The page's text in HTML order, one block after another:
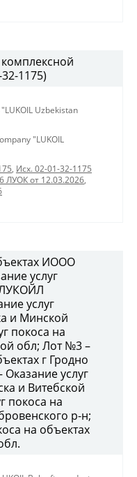
1175)
Uzbekistan
"LUKOIL
, Исх. 02-01-32-1175
ЛУОК от 12.03.2026,
ИООО
услуг
услуг
и Минской
покоса на
обл; Лот №3 –
г Гродно
услуг
и Витебской
покоса на
р-н;
на объектах